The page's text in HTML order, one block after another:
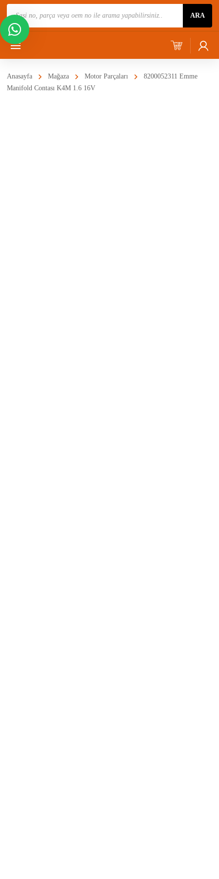
Ara
ARA
Anasayfa Mağaza Motor Parçaları
8200052311 Emme
Manifold Contası K4M 1.6 16V